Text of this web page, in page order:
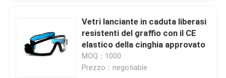
Vetri lanciante in caduta liberasi
resistenti del graffio con il CE
elastico della cinghia approvato
MOQ：1000
Prezzo：negotiable